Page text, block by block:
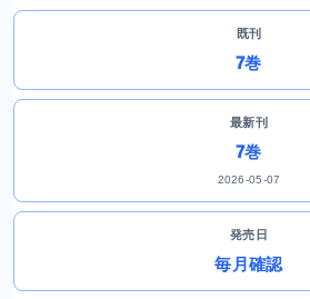
既刊
7巻
最新刊
7巻
2026-05-07
発売日
毎月確認